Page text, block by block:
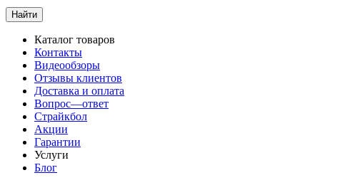
Найти
Каталог товаров
Контакты
Видеообзоры
Отзывы клиентов
Доставка и оплата
Вопрос—ответ
Страйкбол
Акции
Гарантии
Услуги
Блог